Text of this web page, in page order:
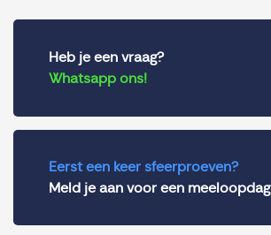
Heb je een vraag?
Whatsapp ons!
Eerst een keer sfeerproeven?
Meld je aan voor een meeloopdag